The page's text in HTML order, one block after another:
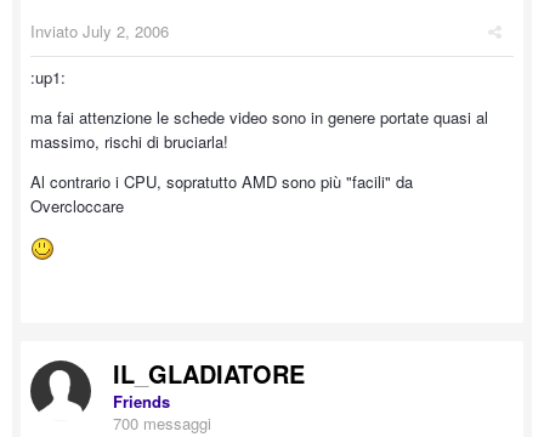
Inviato July 2, 2006
:up1:
ma fai attenzione le schede video sono in genere portate quasi al
massimo, rischi di bruciarla!
Al contrario i CPU, sopratutto AMD sono più "facili" da
Overcloccare
IL_GLADIATORE
Friends
700 messaggi